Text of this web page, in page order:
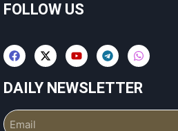
FOLLOW US
DAILY NEWSLETTER